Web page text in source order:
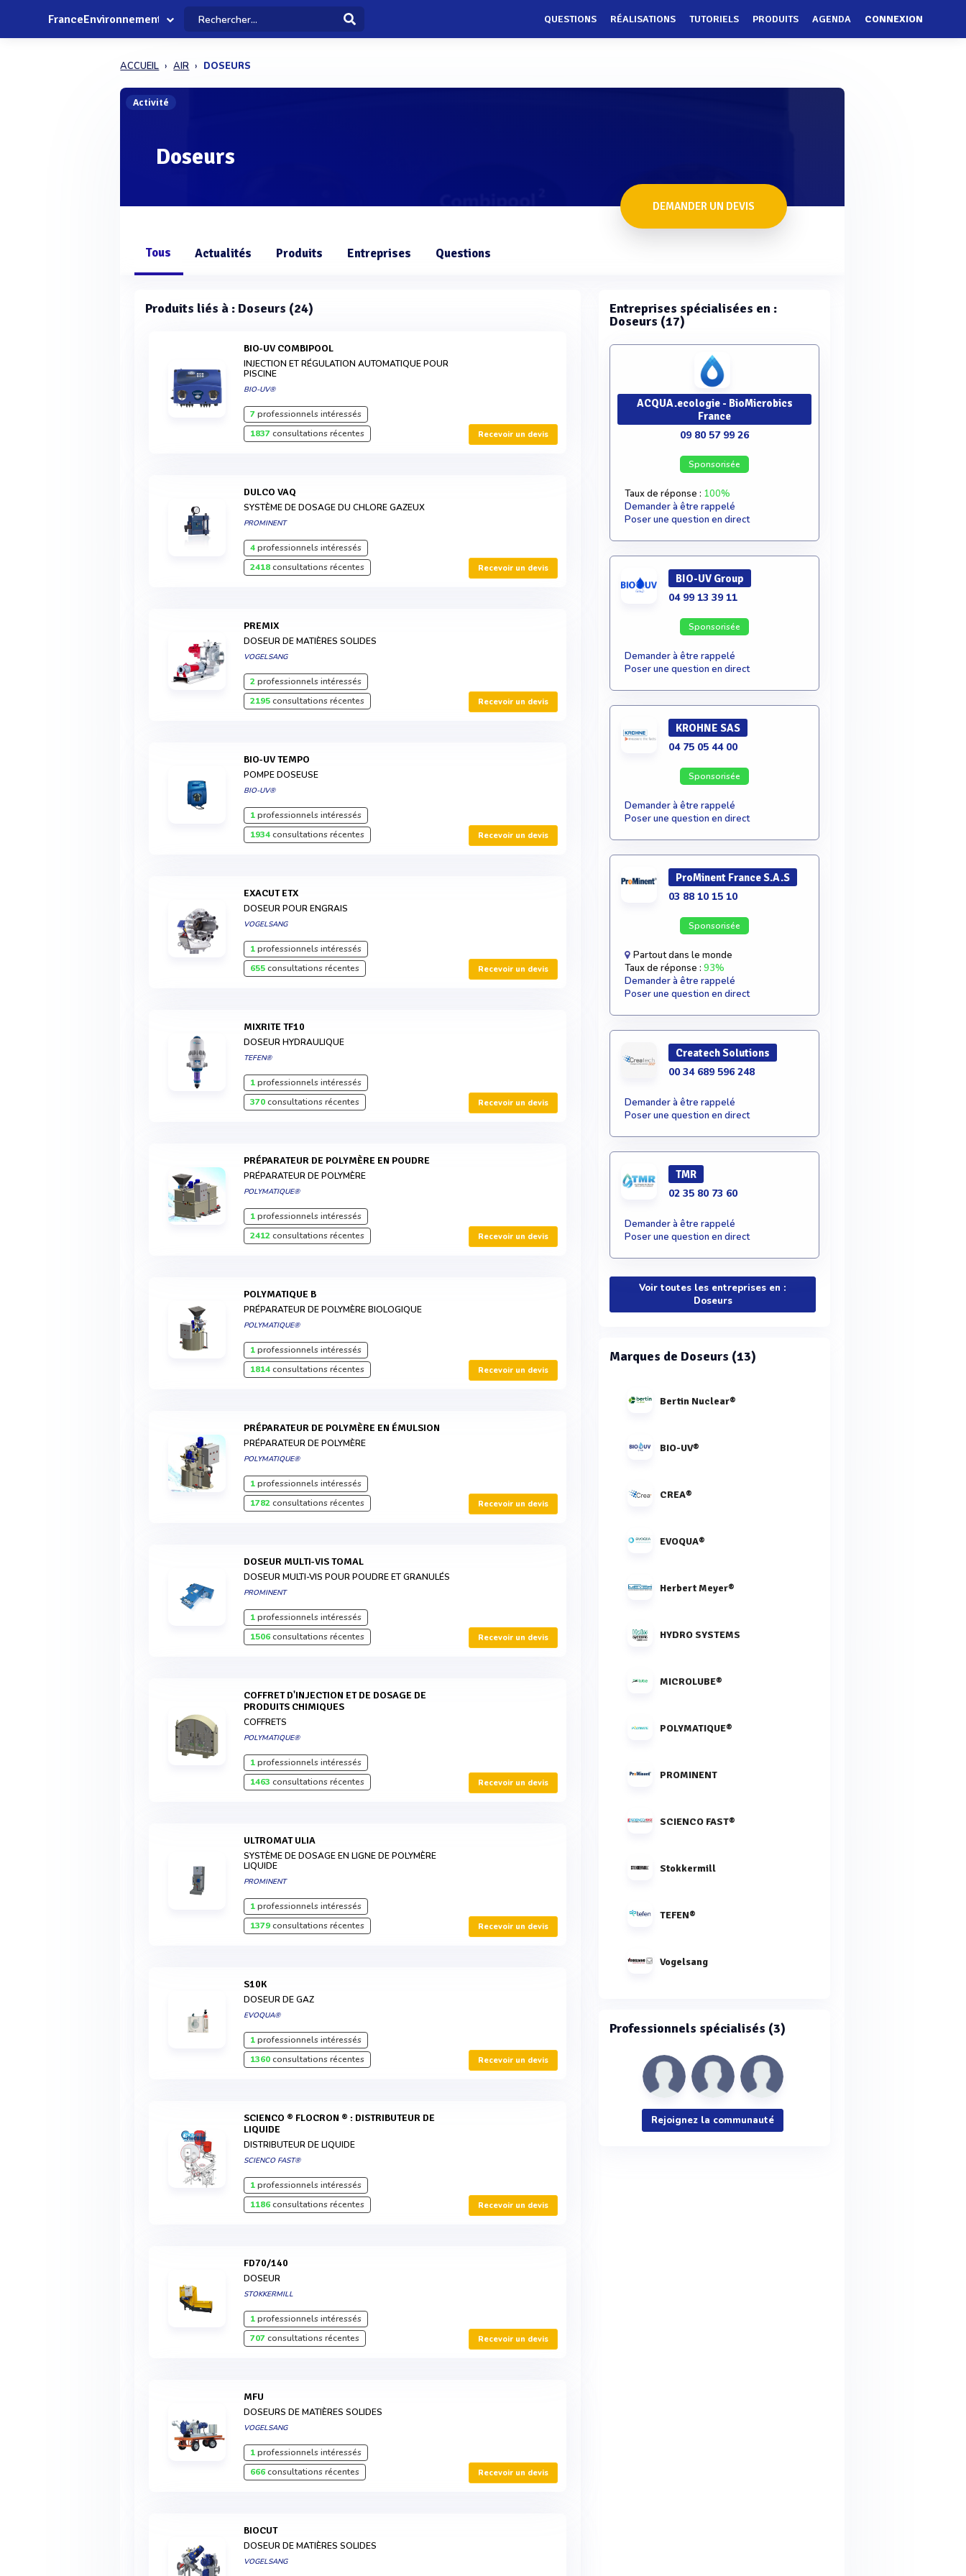
FranceEnvironnement QUESTIONS RÉALISATIONS TUTORIELS PRODUITS AGENDA CONNEXION
ACCUEIL AIR DOSEURS
Activité
Doseurs
DEMANDER UN DEVIS
Tous Actualités Produits Entreprises Questions
Produits liés à : Doseurs (24)
BIO-UV COMBIPOOL
INJECTION ET RÉGULATION AUTOMATIQUE POUR
PISCINE
BIO-UV®
7professionnels intéressés
1837consultations récentes Recevoir un devis
DULCO VAQ
SYSTÈME DE DOSAGE DU CHLORE GAZEUX
PROMINENT
4professionnels intéressés
2418consultations récentes Recevoir un devis
PREMIX
DOSEUR DE MATIÈRES SOLIDES
VOGELSANG
2professionnels intéressés
2195consultations récentes Recevoir un devis
BIO-UV TEMPO
POMPE DOSEUSE
BIO-UV®
1professionnels intéressés
1934consultations récentes Recevoir un devis
EXACUT ETX
DOSEUR POUR ENGRAIS
VOGELSANG
1professionnels intéressés
655consultations récentes Recevoir un devis
MIXRITE TF10
DOSEUR HYDRAULIQUE
TEFEN®
1professionnels intéressés
370consultations récentes Recevoir un devis
PRÉPARATEUR DE POLYMÈRE EN POUDRE
PRÉPARATEUR DE POLYMÈRE
POLYMATIQUE®
1professionnels intéressés
2412consultations récentes Recevoir un devis
POLYMATIQUE B
PRÉPARATEUR DE POLYMÈRE BIOLOGIQUE
POLYMATIQUE®
1professionnels intéressés
1814consultations récentes Recevoir un devis
PRÉPARATEUR DE POLYMÈRE EN ÉMULSION
PRÉPARATEUR DE POLYMÈRE
POLYMATIQUE®
1professionnels intéressés
1782consultations récentes Recevoir un devis
DOSEUR MULTI-VIS TOMAL
DOSEUR MULTI-VIS POUR POUDRE ET GRANULÉS
PROMINENT
1professionnels intéressés
1506consultations récentes Recevoir un devis
COFFRET D'INJECTION ET DE DOSAGE DE
PRODUITS CHIMIQUES
COFFRETS
POLYMATIQUE®
1professionnels intéressés
1463 consultations récentes Recevoir un devis
ULTROMAT ULIA
SYSTÈME DE DOSAGE EN LIGNE DE POLYMÈRE
LIQUIDE
PROMINENT
1professionnels intéressés
1379consultations récentes Recevoir un devis
S10K
DOSEUR DE GAZ
EVOQUA®
1professionnels intéressés
1360consultations récentes Recevoir un devis
SCIENCO ® FLOCRON ® : DISTRIBUTEUR DE
LIQUIDE
DISTRIBUTEUR DE LIQUIDE
SCIENCO FAST®
1professionnels intéressés
1186consultations récentes Recevoir un devis
FD70/140
DOSEUR
STOKKERMILL
1professionnels intéressés
707consultations récentes Recevoir un devis
MFU
DOSEURS DE MATIÈRES SOLIDES
VOGELSANG
1professionnels intéressés
666consultations récentes Recevoir un devis
BIOCUT
DOSEUR DE MATIÈRES SOLIDES
VOGELSANG
Entreprises spécialisées en :
Doseurs (17)
ACQUA.ecologie - BioMicrobics
France
09 80 57 99 26
Sponsorisée
Taux de réponse : 100%
Demander à être rappelé
Poser une question en direct
BIO-UV Group
04 99 13 39 11
Sponsorisée
Demander à être rappelé
Poser une question en direct
KROHNE SAS
04 75 05 44 00
Sponsorisée
Demander à être rappelé
Poser une question en direct
ProMinent France S.A.S
03 88 10 15 10
Sponsorisée
Partout dans le monde
Taux de réponse : 93%
Demander à être rappelé
Poser une question en direct
Createch Solutions
00 34 689 596 248
Demander à être rappelé
Poser une question en direct
TMR
02 35 80 73 60
Demander à être rappelé
Poser une question en direct
Voir toutes les entreprises en :
Doseurs
Marques de Doseurs (13)
Bertin Nuclear®
BIO-UV®
CREA®
EVOQUA®
Herbert Meyer®
HYDRO SYSTEMS
MICROLUBE®
POLYMATIQUE®
PROMINENT
SCIENCO FAST®
Stokkermill
TEFEN®
Vogelsang
Professionnels spécialisés (3)
Rejoignez la communauté